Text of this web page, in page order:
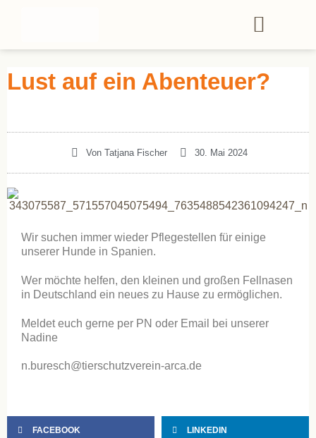
Lust auf ein Abenteuer?
VonTatjana Fischer 30. Mai 2024
Wir suchen immer wieder Pflegestellen für einige
unserer Hunde in Spanien.
Wer möchte helfen, den kleinen und großen Fellnasen
in Deutschland ein neues zu Hause zu ermöglichen.
Meldet euch gerne per PN oder Email bei unserer
Nadine
n.buresch@tierschutzverein-arca.de
FACEBOOK LINKEDIN